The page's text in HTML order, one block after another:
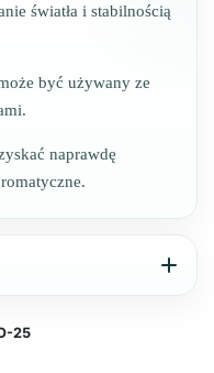
światła i stabilnością
być używany ze
naprawdę
25